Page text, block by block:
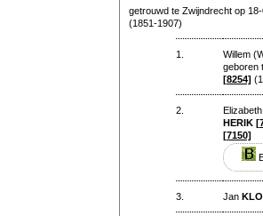
getrouwd te Zwijndrecht op
(1851-1907)
1. Willem
geboren
[8254]
2. Elizabeth
HERIK
[7150]
3. Jan